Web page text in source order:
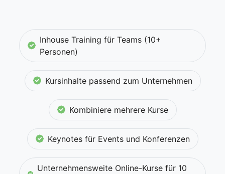
Inhouse Training für Teams (10+
Personen)
Kursinhalte passend zum Unternehmen
Kombiniere mehrere Kurse
Keynotes für Events und Konferenzen
Unternehmensweite Online-Kurse für 10